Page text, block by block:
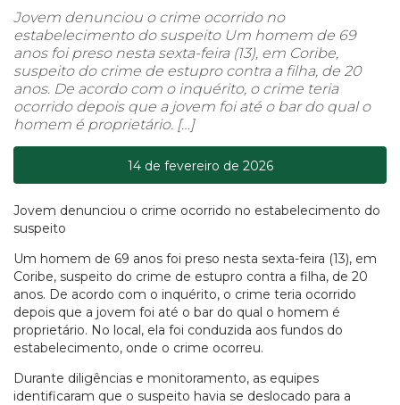
Jovem denunciou o crime ocorrido no
estabelecimento do suspeito Um homem de 69
anos foi preso nesta sexta-feira (13), em Coribe,
suspeito do crime de estupro contra a filha, de 20
anos. De acordo com o inquérito, o crime teria
ocorrido depois que a jovem foi até o bar do qual o
homem é proprietário. […]
14 de fevereiro de 2026
Jovem denunciou o crime ocorrido no estabelecimento do
suspeito
Um homem de 69 anos foi preso nesta sexta-feira (13), em
Coribe, suspeito do crime de estupro contra a filha, de 20
anos. De acordo com o inquérito, o crime teria ocorrido
depois que a jovem foi até o bar do qual o homem é
proprietário. No local, ela foi conduzida aos fundos do
estabelecimento, onde o crime ocorreu.
Durante diligências e monitoramento, as equipes
identificaram que o suspeito havia se deslocado para a